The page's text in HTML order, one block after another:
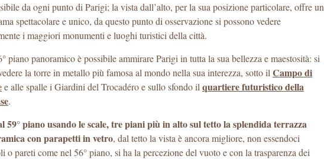
da ogni punto di Parigi; la vista dall’alto, per la sua posizione particolare, offre un
spettacolare e unico, da questo punto di osservazione si possono vedere
i maggiori monumenti e luoghi turistici della città.
piano panoramico è possibile ammirare Parigi in tutta la sua bellezza e maestosità: si
la torre in metallo più famosa al mondo nella sua interezza, sotto il Campo di
e alle spalle i Giardini del Trocadéro e sullo sfondo il quartiere futuristico della
.
59° piano usando le scale, tre piani più in alto sul tetto la splendida terrazza
con parapetti in vetro, dal tetto la vista è ancora migliore, non essendoci
o pareti come nel 56° piano, si ha la percezione del vuoto e con la trasparenza dei